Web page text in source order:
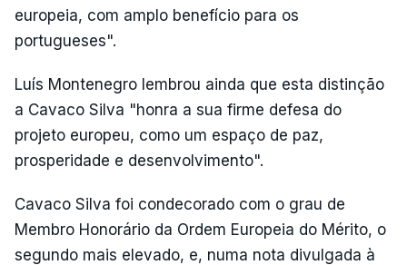
europeia, com amplo benefício para os
portugueses".
Luís Montenegro lembrou ainda que esta distinção
a Cavaco Silva "honra a sua firme defesa do
projeto europeu, como um espaço de paz,
prosperidade e desenvolvimento".
Cavaco Silva foi condecorado com o grau de
Membro Honorário da Ordem Europeia do Mérito, o
segundo mais elevado, e, numa nota divulgada à